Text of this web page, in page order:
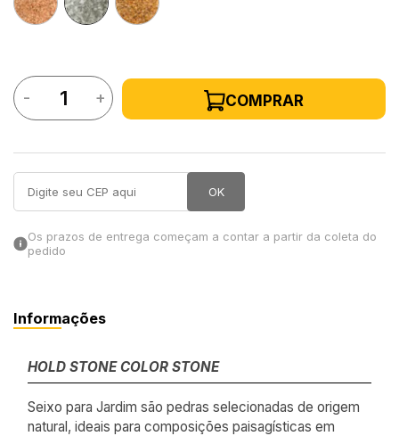
a categoria
- + COMPRAR
OK
Os prazos de entrega começam a contar a partir da coleta do
pedido
Informações
HOLD STONE COLOR STONE
Seixo para Jardim são pedras selecionadas de origem
natural, ideais para composições paisagísticas em